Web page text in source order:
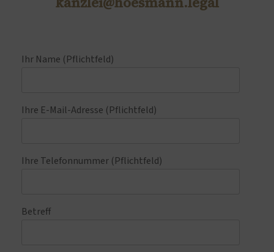
Ihr Name (Pflichtfeld)
Ihre E-Mail-Adresse (Pflichtfeld)
Ihre Telefonnummer (Pflichtfeld)
Betreff